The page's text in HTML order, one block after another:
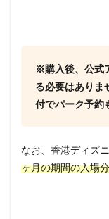
※購入後、公式
る必要はありま
付でパーク予約
なお、香港ディズ
ヶ月の期間の入場